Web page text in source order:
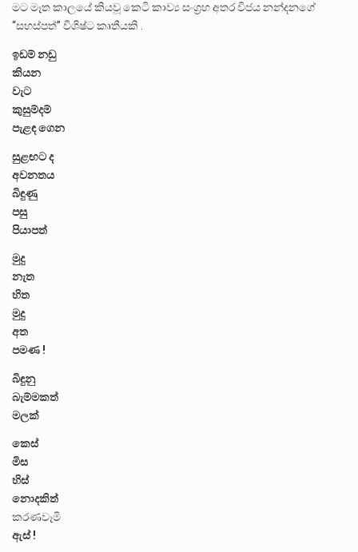
මට මෑත කාලයේ කියවූ කෙටි කාව්‍ය සංග්‍රහ අතර විජය නන්දනගේ
“සහස්පත්” විශිෂ්ට කෘතීයකි .
ඉඩම් නඩු
කියන
වැට
කුසුම්දම්
පැළඳ ගෙන
සුළඟට ද
අවනතය
බිඳුණු
පසු
පියාපත්
මුදු
නැත
හිත
මුදු
අත
පමණ !
බිඳුනු
බැම්මකත්
මලක්
කෙස්
මිස
හිස්
නොදකිත්
කරණවෑමි
ඇස් !